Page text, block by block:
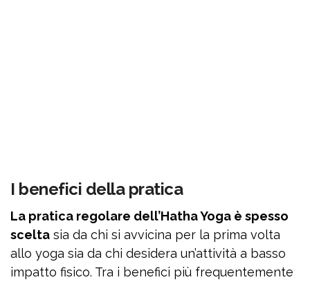
I benefici della pratica
La pratica regolare dell’Hatha Yoga è spesso
scelta sia da chi si avvicina per la prima volta
allo yoga sia da chi desidera un’attività a basso
impatto fisico. Tra i benefici più frequentemente